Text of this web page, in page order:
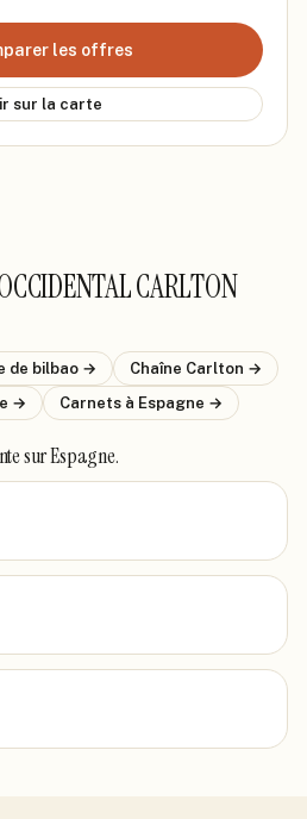
les offres
sur la carte
CARLTON
de bilbao → Chaîne Carlton →
→ Carnets à Espagne →
sur Espagne.